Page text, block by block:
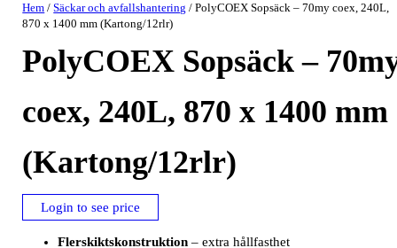
Hem /Säckar och avfallshantering / PolyCOEX Sopsäck – 70my coex, 240L,
870 x 1400 mm (Kartong/12rlr)
PolyCOEX Sopsäck –
coex, 240L, 870 x 1400 mm
(Kartong/12rlr)
Login to see price
Flerskiktskonstruktion – extra hållfasthet